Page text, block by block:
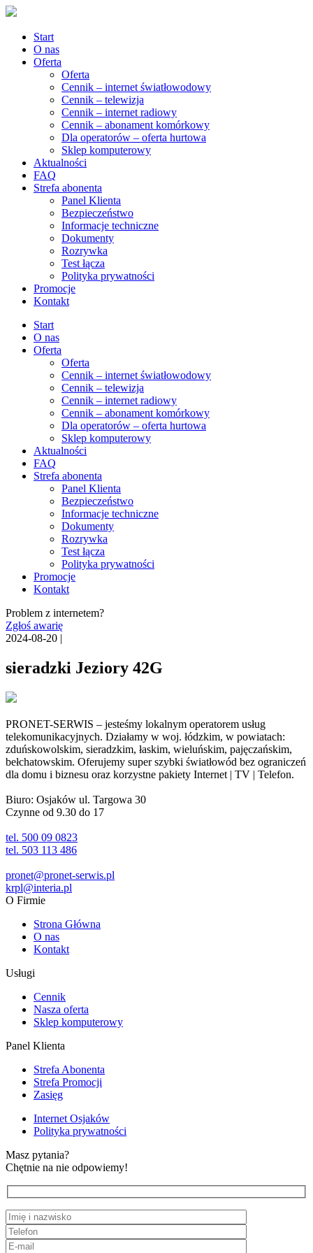
Start
O nas
Oferta
Oferta
Cennik – internet światłowodowy
Cennik – telewizja
Cennik – internet radiowy
Cennik – abonament komórkowy
Dla operatorów – oferta hurtowa
Sklep komputerowy
Aktualności
FAQ
Strefa abonenta
Panel Klienta
Bezpieczeństwo
Informacje techniczne
Dokumenty
Rozrywka
Test łącza
Polityka prywatności
Promocje
Kontakt
Start
O nas
Oferta
Oferta
Cennik – internet światłowodowy
Cennik – telewizja
Cennik – internet radiowy
Cennik – abonament komórkowy
Dla operatorów – oferta hurtowa
Sklep komputerowy
Aktualności
FAQ
Strefa abonenta
Panel Klienta
Bezpieczeństwo
Informacje techniczne
Dokumenty
Rozrywka
Test łącza
Polityka prywatności
Promocje
Kontakt
Problem z internetem?
Zgłoś awarię
2024-08-20 |
sieradzki Jeziory 42G
PRONET-SERWIS – jesteśmy lokalnym operatorem usług
telekomunikacyjnych. Działamy w woj. łódzkim, w powiatach:
zduńskowolskim, sieradzkim, łaskim, wieluńskim, pajęczańskim,
bełchatowskim. Oferujemy super szybki światłowód bez ograniczeń
dla domu i biznesu oraz korzystne pakiety Internet | TV | Telefon.
Biuro: Osjaków ul. Targowa 30
Czynne od 9.30 do 17
tel. 500 09 0823
tel. 503 113 486
pronet@pronet-serwis.pl
krpl@interia.pl
O Firmie
Strona Główna
O nas
Kontakt
Usługi
Cennik
Nasza oferta
Sklep komputerowy
Panel Klienta
Strefa Abonenta
Strefa Promocji
Zasięg
Internet Osjaków
Polityka prywatności
Masz pytania?
Chętnie na nie odpowiemy!